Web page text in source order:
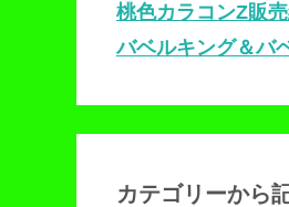
桃色カラコンZ販
バベルキング＆バ
カテゴリーから